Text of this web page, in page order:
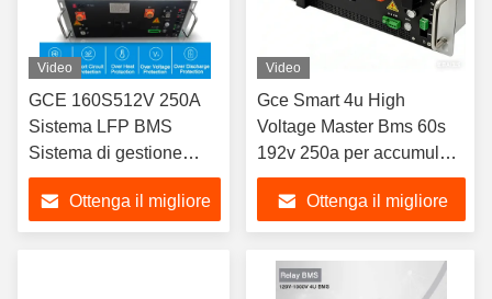
Video
GCE 160S512V 250A
Sistema LFP BMS
Sistema di gestione
della batteria BMS ad
alta tensione per ESS e
UPS
Ottenga il migliore
Video
Gce Smart 4u High
Voltage Master Bms 60s
192v 250a per accumulo
di energia industriale a
batteria al litio UPS
Ottenga il migliore